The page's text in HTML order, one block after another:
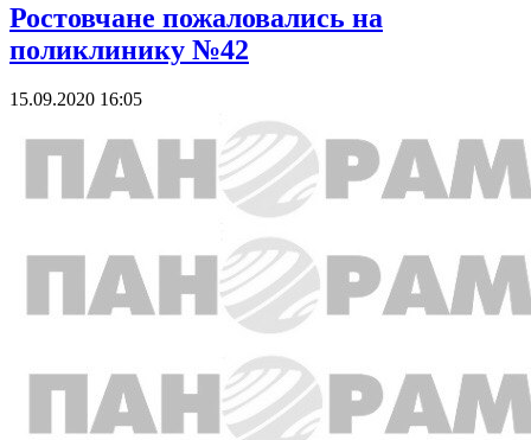
Ростовчане пожаловались на
поликлинику №42
15.09.2020 16:05